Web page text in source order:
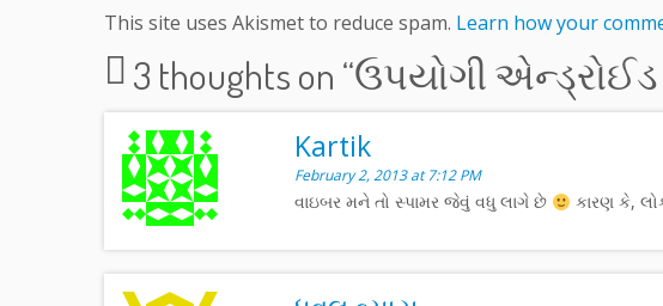
This site uses Akismet to reduce spam. Learn how your
3 thoughts on “ઉપયોગી
Kartik
February 2, 2013 at 7:12 PM
વાઇબર મને તો સ્પામર જેવું વધુ લાગે છે કારણ કે,